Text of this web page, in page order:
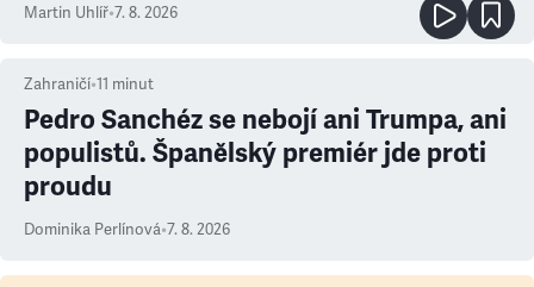
Martin Uhlíř•7. 8. 2026
Zahraničí•11 minut
Pedro Sanchéz se nebojí ani Trumpa, ani
populistů. Španělský premiér jde proti
proudu
Dominika Perlínová•7. 8. 2026